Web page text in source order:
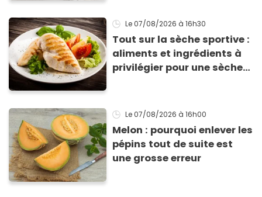
Le 07/08/2026 à 16h30
Tout sur la sèche sportive :
aliments et ingrédients à
privilégier pour une sèche
Le 07/08/2026 à 16h00
Melon : pourquoi enlever les
pépins tout de suite est
une grosse erreur